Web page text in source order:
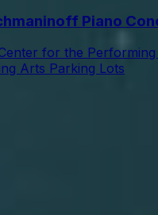
Piano
for the
Arts Parking Lots